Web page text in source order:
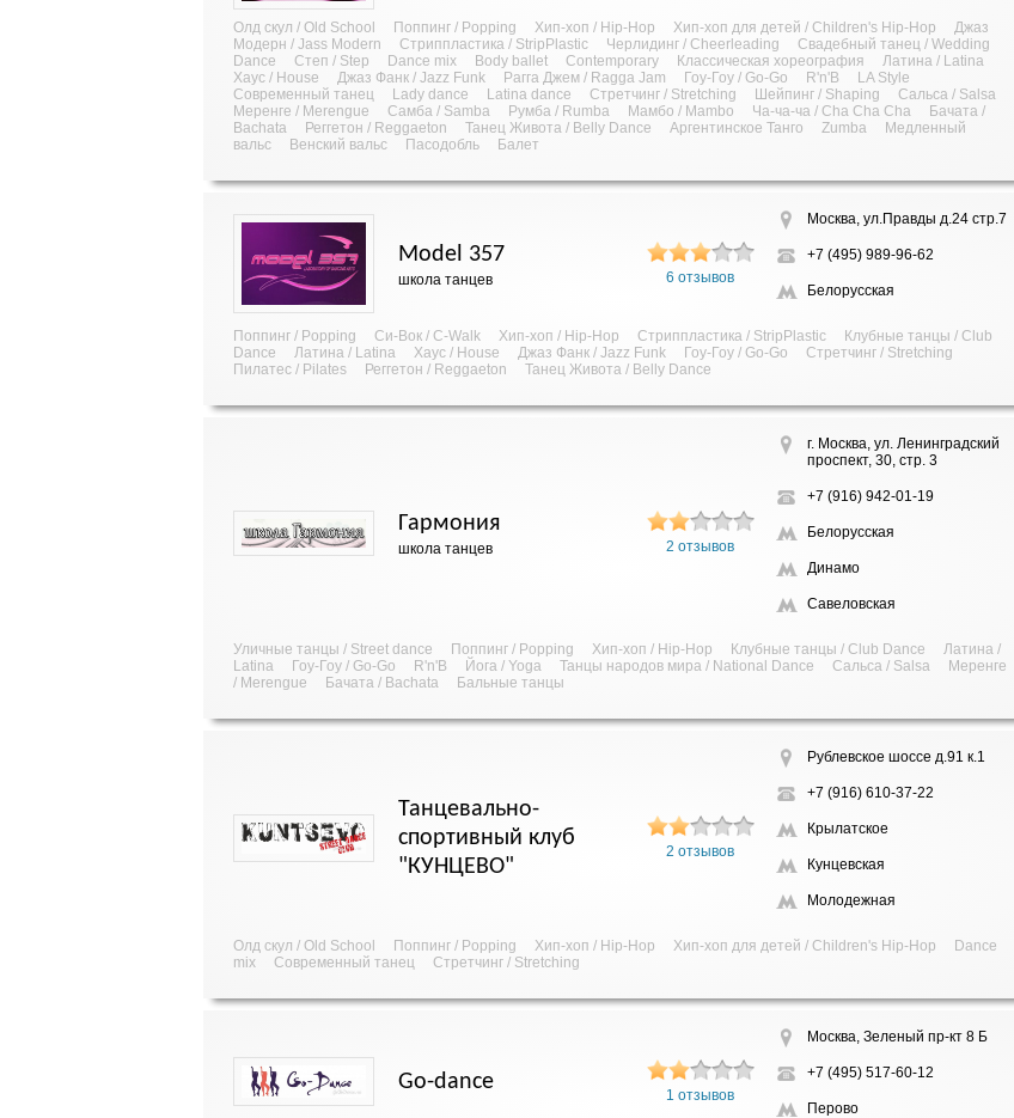
Олд скул / Old School Поппинг / Popping Хип-хоп / Hip-Hop Хип-хоп для детей / Children's Hip-Hop
Джаз
Модерн / Jass Modern
Стриппластика / StripPlastic Черлидинг / Cheerleading
Свадебный танец / Wedding
Dance
Степ / Step Dance mix Body ballet Contemporary Классическая хореография
Латина / Latina
Хаус / House
Джаз Фанк / Jazz Funk Рагга Джем / Ragga Jam Гоу-Гоу / Go-Go R'n'B
LA Style
Современный танец
Lady dance Latina dance Стретчинг / Stretching Шейпинг / Shaping
Сальса / Salsa
Меренге / Merengue
Самба / Samba Румба / Rumba Мамбо / Mambo Ча-ча-ча / Cha Cha Cha
Бачата /
Bachata
Реггетон / Reggaeton Танец Живота / Belly Dance Аргентинское Танго Zumba
Медленный
вальс
Венский вальс Пасодобль Балет
Model 357
школа танцев 6 отзывов
Москва, ул.Правды д.24 стр.7
+7 (495) 989-96-62
Белорусская
Поппинг / Popping Си-Вок / C-Walk Хип-хоп / Hip-Hop Стриппластика / StripPlastic
Клубные танцы / Club
Dance
Латина / Latina Хаус / House Джаз Фанк / Jazz Funk Гоу-Гоу / Go-Go
Стретчинг / Stretching
Пилатес / Pilates
Реггетон / Reggaeton Танец Живота / Belly Dance
Гармония
школа танцев 2 отзывов
г. Москва, ул. Ленинградский
проспект, 30, стр. 3
+7 (916) 942-01-19
Белорусская
Динамо
Савеловская
Уличные танцы / Street dance Поппинг / Popping Хип-хоп / Hip-Hop Клубные танцы / Club Dance
Латина /
Latina
Гоу-Гоу / Go-Go R'n'B Йога / Yoga Танцы народов мира / National Dance Сальса / Salsa
Меренге
/ Merengue
Бачата / Bachata Бальные танцы
Танцевально-
спортивный клуб
"КУНЦЕВО"
2 отзывов
Рублевское шоссе д.91 к.1
+7 (916) 610-37-22
Крылатское
Кунцевская
Молодежная
Олд скул / Old School Поппинг / Popping Хип-хоп / Hip-Hop Хип-хоп для детей / Children's Hip-Hop
Dance
mix
Современный танец Стретчинг / Stretching
Go-dance
1 отзывов
Москва, Зеленый пр-кт 8 Б
+7 (495) 517-60-12
Перово